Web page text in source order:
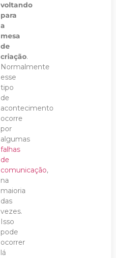
voltando
para
a
mesa
de
criação.
Normalmente
esse
tipo
de
acontecimento
ocorre
por
algumas
falhas
de
comunicação,
na
maioria
das
vezes.
Isso
pode
ocorrer
lá